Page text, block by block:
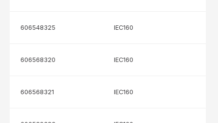
606548325 IEC160
606568320 IEC160
606568321 IEC160